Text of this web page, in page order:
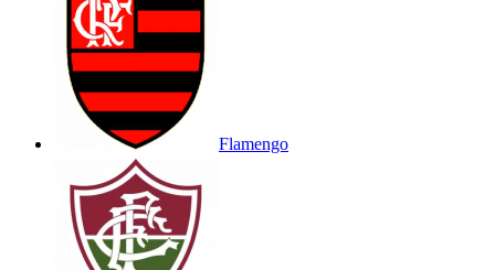
Flamengo